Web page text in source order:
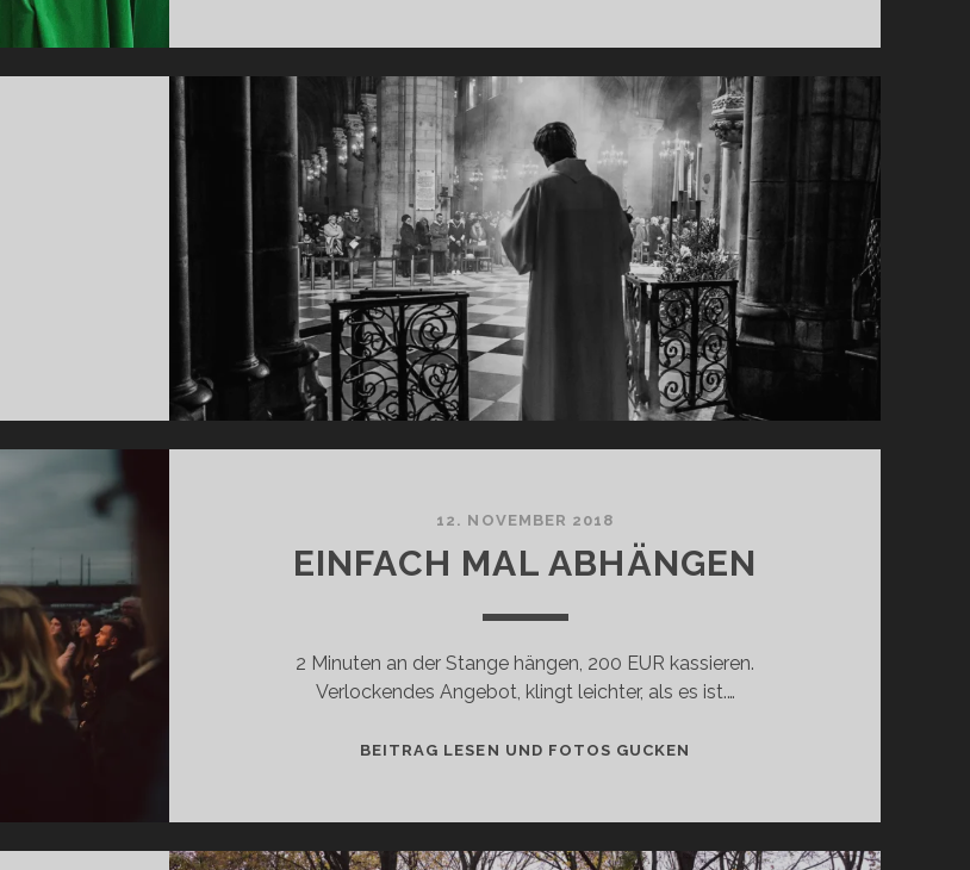
VEEDEL
12. NOVEMBER 2018
EINFACH MAL ABHÄNGEN
2 Minuten an der Stange hängen, 200 EUR kassieren.
Verlockendes Angebot, klingt leichter, als es ist.…
BEITRAG LESEN UND FOTOS GUCKEN